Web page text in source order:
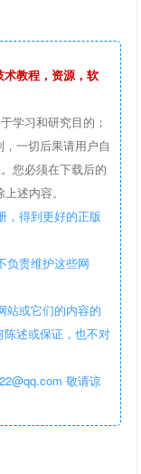
术教程，资源，软
学习和研究目的；
一切后果请用户自
您必须在下载后的
述内容。
，得到更好的正版
负责维护这些网
站或它们的内容的
述或保证，也不对
敬请谅